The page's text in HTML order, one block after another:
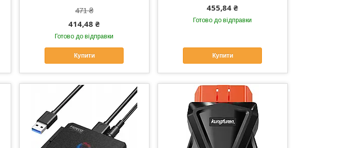
471 ₴
414,48 ₴
Готово до відправки
Купити
455,84 ₴
Готово до відправки
Купити